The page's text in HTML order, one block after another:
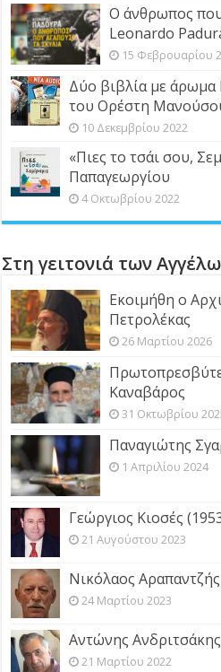
Ο άνθρωπος
Leonardo
15 Φεβρουαρίου
Δύο βιβλία με
του Ορέστη
10 Δεκεμβρίου 2022
«Πιες το τσάι σου,
Παπαγεωργίου
4 Οκτωβρίου 2022
Στη γειτονιά των
Εκοιμήθη ο
Πετρολέκας
26 Μαρτίου 2026
Καναβάρος
31 Οκτωβρίου
Παναγιώτης
1 Απριλίου 2024
Γεώργιος Κιοσές
21 Αυγούστου 2023
Νικόλαος
24 Μαρτίου 2023
Αντώνης
21 Μαρτίου 2022